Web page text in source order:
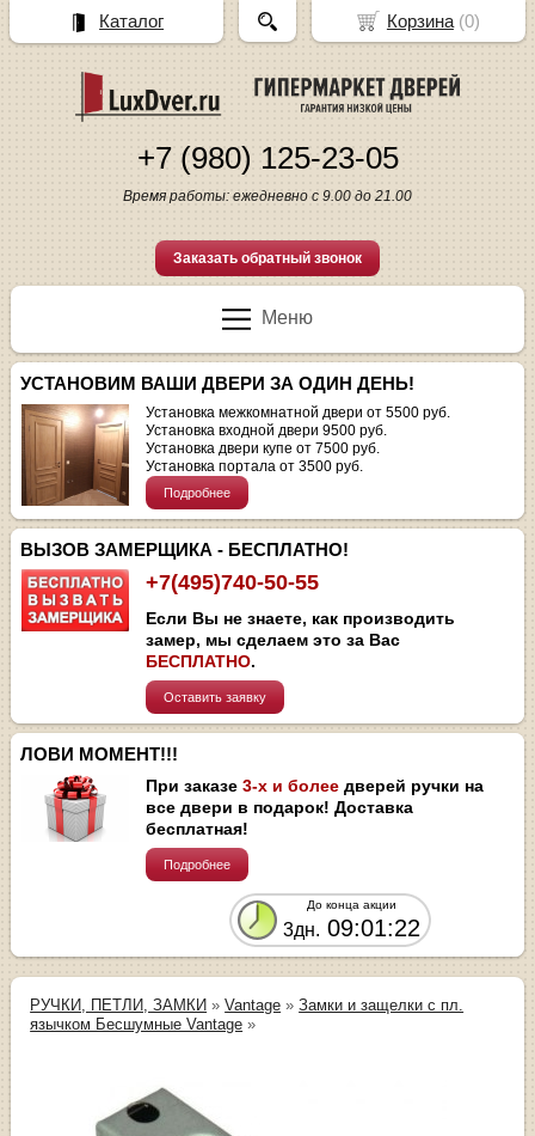
+7 (980) 125-23-05
Время работы: ежедневно с 9.00 до 21.00
Заказать обратный звонок
Меню
УСТАНОВИМ ВАШИ ДВЕРИ ЗА ОДИН ДЕНЬ!
Установка межкомнатной двери от 5500 руб.
Установка входной двери 9500 руб.
Установка двери купе от 7500 руб.
Установка портала от 3500 руб.
Подробнее
ВЫЗОВ ЗАМЕРЩИКА - БЕСПЛАТНО!
+7(495)740-50-55
Если Вы не знаете, как производить
замер, мы сделаем это за Вас
БЕСПЛАТНО.
Оставить заявку
ЛОВИ МОМЕНТ!!!
При заказе3-х и более дверей ручки на
все двери в подарок! Доставка
бесплатная!
Подробнее
До конца акции
3дн. 09:01:22
РУЧКИ, ПЕТЛИ, ЗАМКИ »Vantage »Замки и защелки с пл.
язычком Бесшумные Vantage »
Корзина(0)
Каталог